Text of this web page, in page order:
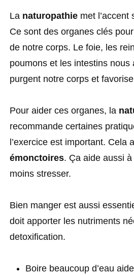
La naturopathie met l’accent
Ce sont des organes clés
de notre corps. Le foie, les
poumons et les intestins nous
purgent notre corps et
Pour aider ces organes, la
recommande certaines
l’exercice est important. Cela
émonctoires. Ça aide aussi
moins stresser.
Bien manger est aussi
doit apporter les nutriments
detoxification.
Boire beaucoup d’eau